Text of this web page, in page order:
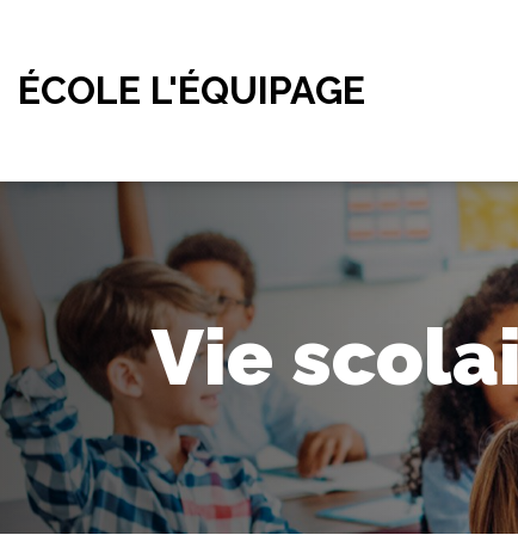
ÉCOLE L'ÉQUIPAGE
Vie